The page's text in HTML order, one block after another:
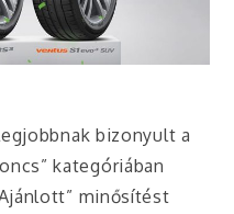
bizonyult a
kategóriában
minősítést